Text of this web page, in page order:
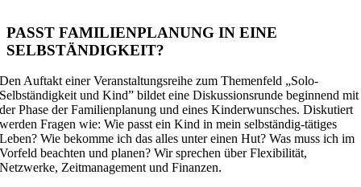
PASST FAMILIENPLANUNG IN EINE
SELBSTÄNDIGKEIT?
Den Auftakt einer Veranstaltungsreihe zum Themenfeld „Solo-
Selbständigkeit und Kind”bildet eine Diskussionsrunde beginnend mit
der Phase der Familienplanung und eines Kinderwunsches. Diskutiert
werden Fragen wie: Wie passt ein Kind in mein selbständig-tätiges
Leben? Wie bekomme ich das alles unter einen Hut? Was muss ich im
Vorfeld beachten und planen? Wir sprechen über Flexibilität,
Netzwerke, Zeitmanagement und Finanzen.